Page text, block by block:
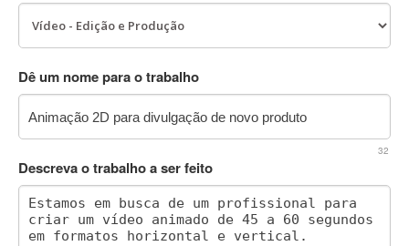
Dê um nome para o trabalho
32
Descreva o trabalho a ser feito